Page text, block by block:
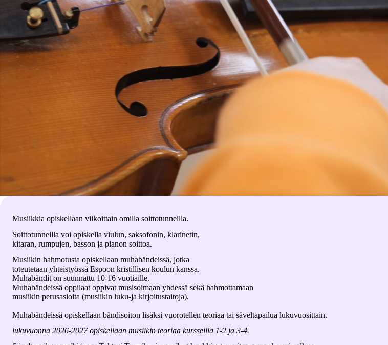
Musiikkia opiskellaan viikoittain omilla soittotunneilla.
Soittotunneilla voi opiskella viulun, saksofonin, klarinetin,
kitaran, rumpujen, basson ja pianon soittoa.
Musiikin hahmotusta opiskellaan muhabändeissä, jotka
toteutetaan yhteistyössä Espoon kristillisen koulun kanssa.
Muhabändit on suunnattu 10-16 vuotiaille.
Muhabändeissä oppilaat oppivat musisoimaan yhdessä sekä hahmottamaan
musiikin perusasioita (musiikin luku-ja kirjoitustaitoja).
Muhabändeissä opiskellaan bändisoiton lisäksi vuorotellen teoriaa tai säveltapailua lukuvuosittain.
lukuvuonna 2026-2027 opiskellaan musiikin teoriaa kursseilla 1-2 ja 3-4.